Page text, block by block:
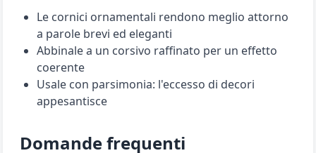
Le cornici ornamentali rendono meglio attorno
a parole brevi ed eleganti
Abbinale a un corsivo raffinato per un effetto
coerente
Usale con parsimonia: l'eccesso di decori
appesantisce
Domande frequenti